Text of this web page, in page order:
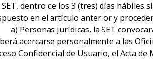
SET, dentro de los 3 (tres) días
en el artículo anterior y
Personas jurídicas, la SET
acercarse personalmente a las
Confidencial de Usuario, el Acta